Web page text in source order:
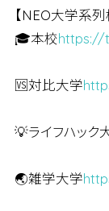
【NEO大学系列
🎓本校https://
🆚対比大学
💡ライフハック
🌏雑学大学